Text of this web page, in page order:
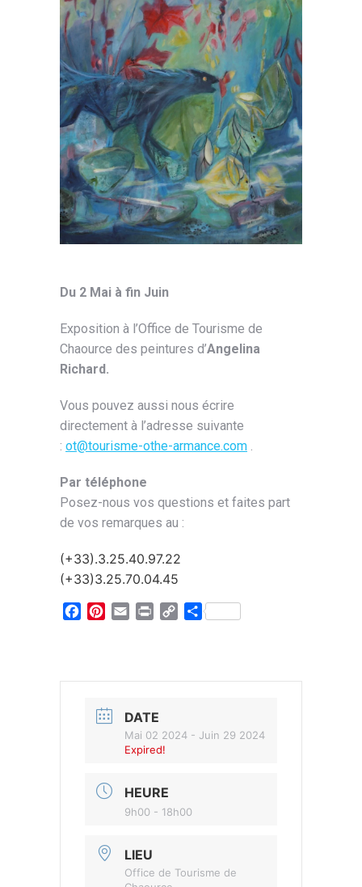
Du 2 Mai à fin Juin
Exposition à l’Office de Tourisme de
Chaource des peintures d’Angelina
Richard.
Vous pouvez aussi nous écrire
directement à l’adresse suivante
: ot@tourisme-othe-armance.com .
Par téléphone
Posez-nous vos questions et faites part
de vos remarques au :
(+33).3.25.40.97.22
(+33)3.25.70.04.45
Facebook
Pinterest
Email Print
CopyPartager
DATE
Mai 02 2024 - Juin 29 2024
Expired!
HEURE
9h00 - 18h00
LIEU
Office de Tourisme de